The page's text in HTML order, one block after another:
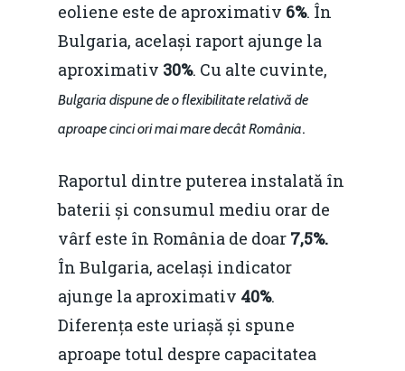
eoliene este de aproximativ 6%. În
Bulgaria, același raport ajunge la
aproximativ 30%. Cu alte cuvinte,
Bulgaria dispune de o flexibilitate relativă de
aproape cinci ori mai mare decât România.
Raportul dintre puterea instalată în
baterii și consumul mediu orar de
vârf este în România de doar 7,5%.
În Bulgaria, același indicator
ajunge la aproximativ 40%.
Diferența este uriașă și spune
aproape totul despre capacitatea